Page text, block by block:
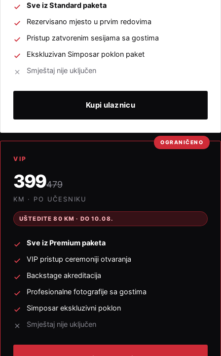
Sve iz Standard paketa
Rezervisano mjesto u prvim redovima
Pristup zatvorenim sesijama sa gostima
Ekskluzivan Simposar poklon paket
Smještaj nije uključen
Kupi ulaznicu
OGRANIČENO
VIP
399479
KM · PO UČESNIKU
UŠTEDITE 80 KM · DO 10.08.
Sve iz Premium paketa
VIP pristup ceremoniji otvaranja
Backstage akreditacija
Profesionalne fotografije sa gostima
Simposar ekskluzivni poklon
Smještaj nije uključen